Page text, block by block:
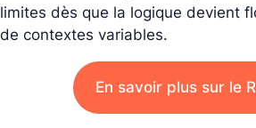
limites dès que la logique devient
de contextes variables.
En savoir plus sur le